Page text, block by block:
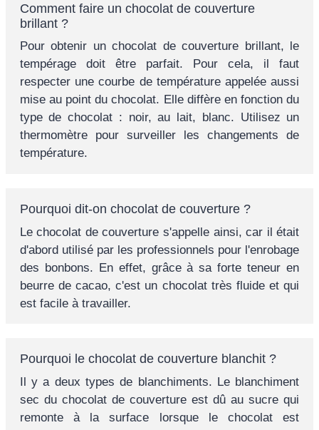
Comment faire un chocolat de couverture
brillant ?
Pour obtenir un chocolat de couverture brillant, le
tempérage doit être parfait. Pour cela, il faut
respecter une courbe de température appelée aussi
mise au point du chocolat. Elle diffère en fonction du
type de chocolat : noir, au lait, blanc. Utilisez un
thermomètre pour surveiller les changements de
température.
Pourquoi dit-on chocolat de couverture ?
Le chocolat de couverture s'appelle ainsi, car il était
d'abord utilisé par les professionnels pour l'enrobage
des bonbons. En effet, grâce à sa forte teneur en
beurre de cacao, c'est un chocolat très fluide et qui
est facile à travailler.
Pourquoi le chocolat de couverture blanchit ?
Il y a deux types de blanchiments. Le blanchiment
sec du chocolat de couverture est dû au sucre qui
remonte à la surface lorsque le chocolat est